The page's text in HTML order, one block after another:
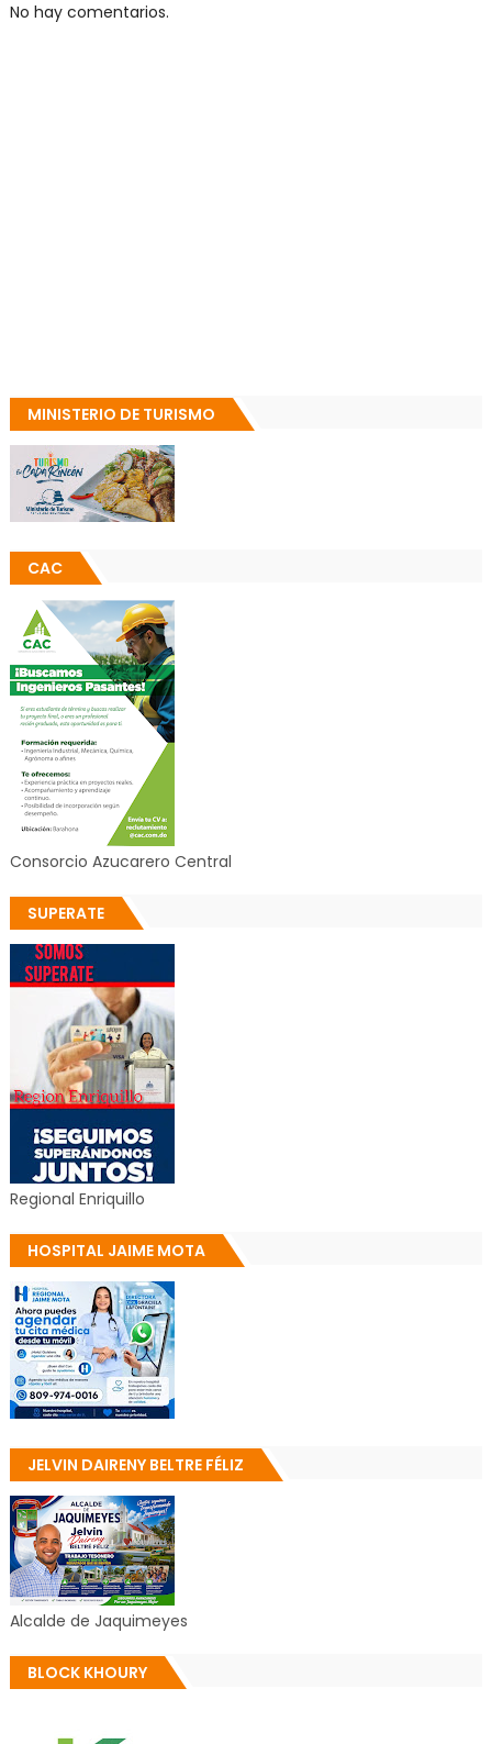
No hay comentarios.
MINISTERIO DE TURISMO
CAC
Consorcio Azucarero Central
SUPERATE
Regional Enriquillo
HOSPITAL JAIME MOTA
JELVIN DAIRENY BELTRE FÉLIZ
Alcalde de Jaquimeyes
BLOCK KHOURY